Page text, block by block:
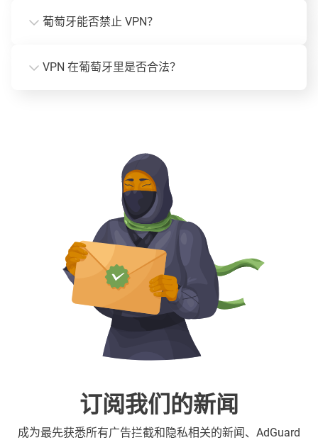
葡萄牙能否禁止 VPN？
VPN 在葡萄牙里是否合法？
订阅我们的新闻
成为最先获悉所有广告拦截和隐私相关的新闻、AdGuard